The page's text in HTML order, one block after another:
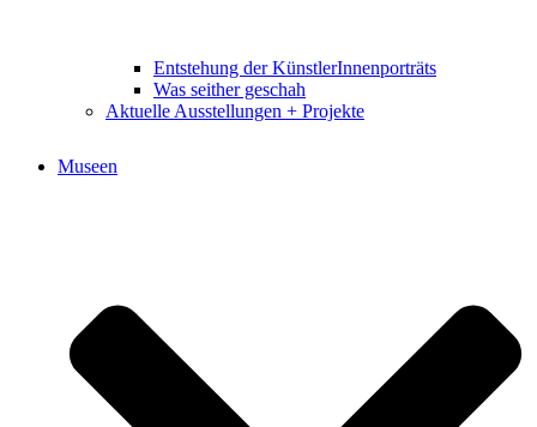
Entstehung der KünstlerInnenporträts
Was seither geschah
Aktuelle Ausstellungen + Projekte
Museen